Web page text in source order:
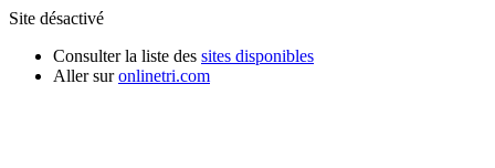
Site désactivé
Consulter la liste des sites disponibles
Aller suronlinetri.com